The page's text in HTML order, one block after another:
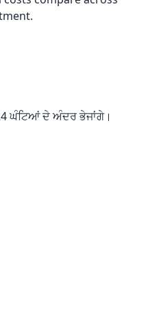
ਘੰਟਿਆਂ ਦੇ ਅੰਦਰ ਭੇਜਾਂਗੇ।